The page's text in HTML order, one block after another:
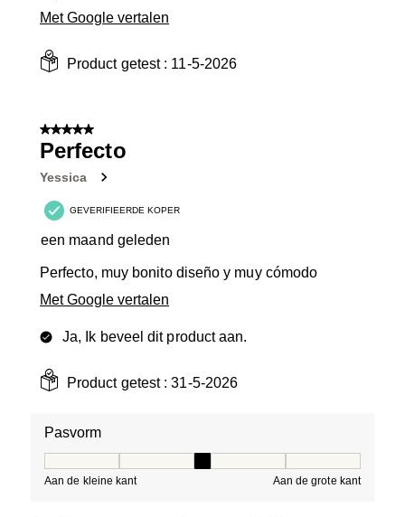
Met Google vertalen
Product getest : 11-5-2026
5 van 5 sterren.
Perfecto
Yessica
GEVERIFIEERDE KOPER
een maand geleden
Perfecto, muy bonito diseño y muy cómodo
Met Google vertalen
Ja, Ik beveel dit product aan.
Product getest :31-5-2026
Pasvorm
Aan de kleine kant Aan de grote kant